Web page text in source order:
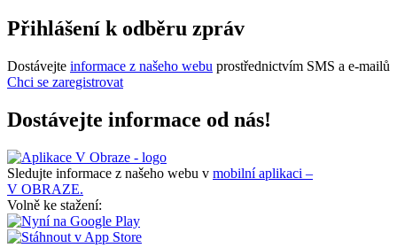
Přihlášení k odběru zpráv
Dostávejte informace z našeho webu prostřednictvím SMS a e-mailů
Chci se zaregistrovat
Dostávejte informace od nás!
Sledujte informace z našeho webu v mobilní aplikaci –
V OBRAZE.
Volně ke stažení: